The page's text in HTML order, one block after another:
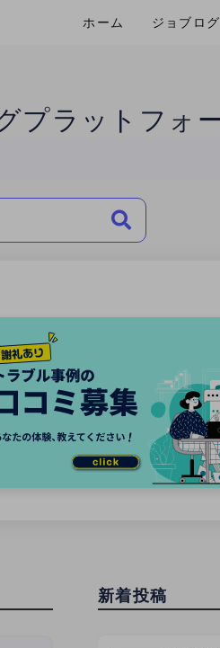
ジョブログ
ホーム
プラットフォ
新着投稿